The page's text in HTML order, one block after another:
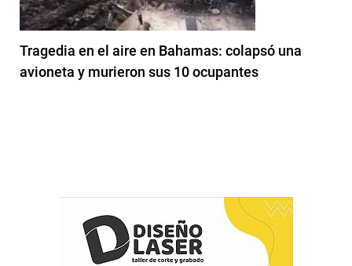
Tragedia en el aire en Bahamas: colapsó una
avioneta y murieron sus 10 ocupantes